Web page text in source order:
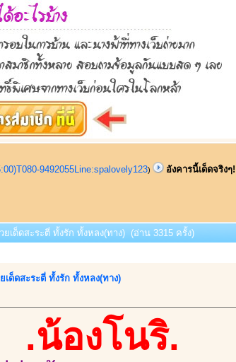
9492055Line:spalovely123)
อังคารนี้เด็ดจริง
เด็ดสะระตี่ ทั้งรัก ทั้งหลง(ทาง) (อ่าน 3315 ครั้ง)
ด็ดสะระตี่ ทั้งรัก ทั้งหลง(ทาง)
.น้องโนริ.